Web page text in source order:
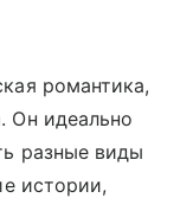
романтика,
Он идеально
разные виды
истории,